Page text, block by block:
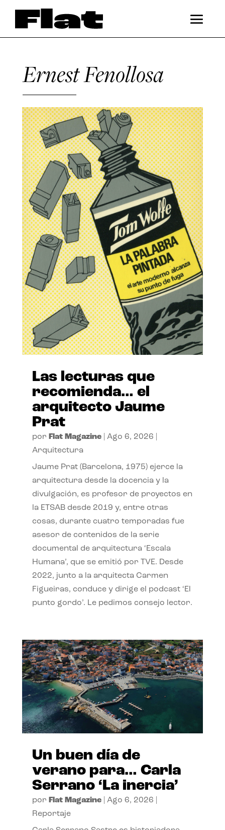
Ernest Fenollosa
Las lecturas que
recomienda… el
arquitecto Jaume
Prat
por Flat Magazine| Ago 6, 2026
Arquitectura
Jaume Prat (Barcelona, 1975) ejerce la
arquitectura desde la docencia y la
divulgación, es profesor de proyectos en
la ETSAB desde 2019 y, entre otras
cosas, durante cuatro temporadas fue
asesor de contenidos de la serie
documental de arquitectura ‘Escala
Humana’, que se emitió por TVE. Desde
2022, junto a la arquitecta Carmen
Figueiras, conduce y dirige el podcast ‘El
punto gordo’. Le pedimos consejo lector.
Un buen día de
verano para… Carla
Serrano ‘La inercia’
por Flat Magazine| Ago 6, 2026
Reportaje